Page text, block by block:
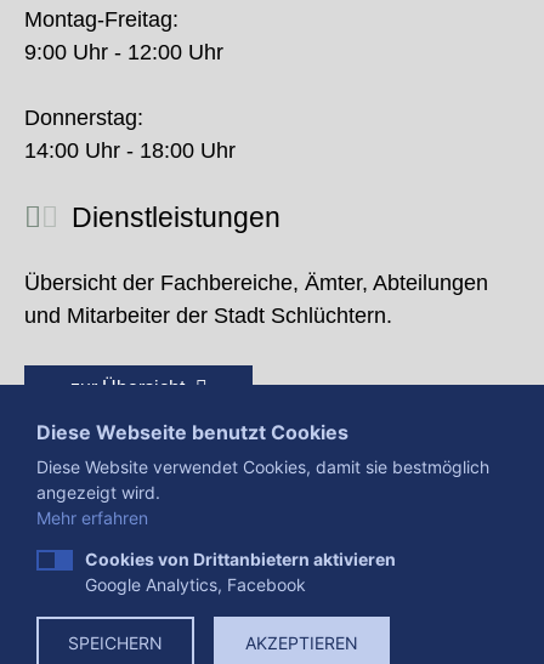
Montag-Freitag:
9:00 Uhr - 12:00 Uhr
Donnerstag:
14:00 Uhr - 18:00 Uhr
Dienstleistungen
Übersicht der Fachbereiche, Ämter, Abteilungen
und Mitarbeiter der Stadt Schlüchtern.
zur Übersicht
Presse Impressum
Datenschutzerklärung
Datenverarbeitung
Cookies
Diese Webseite benutzt Cookies
Diese Website verwendet Cookies, damit sie bestmöglich
angezeigt wird.
Mehr erfahren
Cookies von Drittanbietern aktivieren
Google Analytics, Facebook
SPEICHERN AKZEPTIEREN